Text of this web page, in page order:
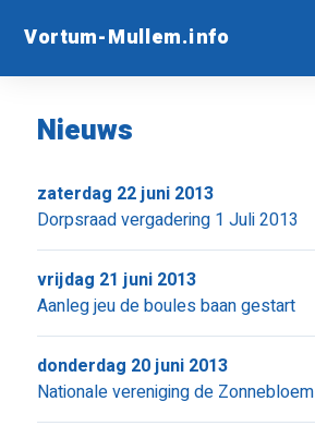
Vortum-Mullem.info
Nieuws
Dorpsraad vergadering 1 Juli 2013
zaterdag 22 juni 2013
Aanleg jeu de boules baan gestart
vrijdag 21 juni 2013
Nationale vereniging de Zonnebloem
donderdag 20 juni 2013